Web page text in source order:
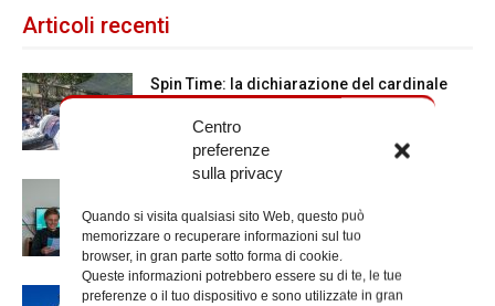
Centro
preferenze
sulla privacy
Quando si visita qualsiasi sito Web, questo può
memorizzare o recuperare informazioni sul tuo
browser, in gran parte sotto forma di cookie.
Queste informazioni potrebbero essere su di te, le tue
preferenze o il tuo dispositivo e sono utilizzate in gran
Articoli recenti
Spin Time: la dichiarazione del cardinale
dell’Istituto Paritario Sant’Apollinare
Dal 28 al 31 agosto il pellegrinaggio